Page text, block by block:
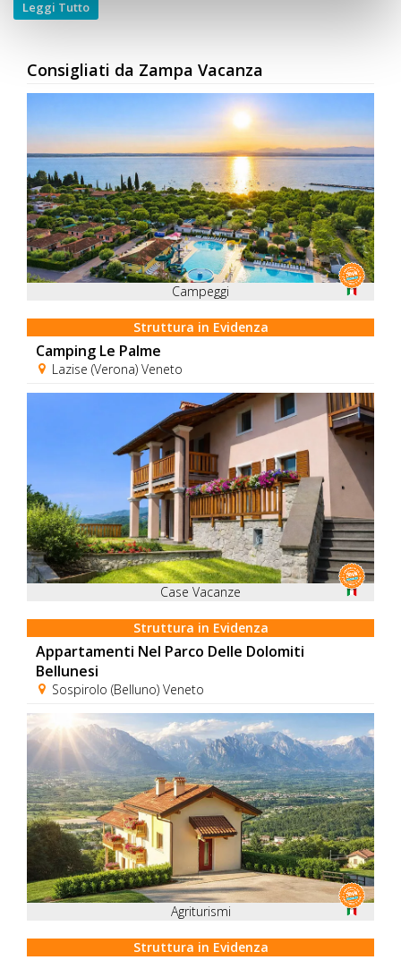
Leggi Tutto
Consigliati da Zampa Vacanza
Campeggi
Struttura in Evidenza
Camping Le Palme
Lazise (Verona) Veneto
Case Vacanze
Struttura in Evidenza
Appartamenti Nel Parco Delle Dolomiti
Bellunesi
Sospirolo (Belluno) Veneto
Agriturismi
Struttura in Evidenza